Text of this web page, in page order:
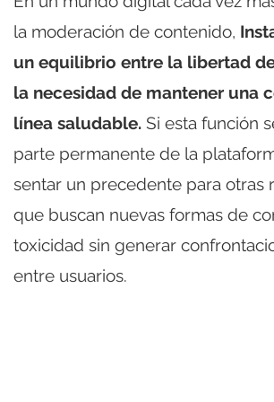
la moderación de contenido,
un equilibrio entre la libertad
la necesidad de mantener una
línea saludable. Si esta función
parte permanente de la
sentar un precedente para otras
que buscan nuevas formas de
toxicidad sin generar
entre usuarios.